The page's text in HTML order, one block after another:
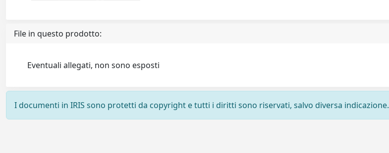
File in questo prodotto:
Eventuali allegati, non sono esposti
I documenti in IRIS sono protetti da copyright e tutti i diritti sono riservati, salvo diversa indicazione.